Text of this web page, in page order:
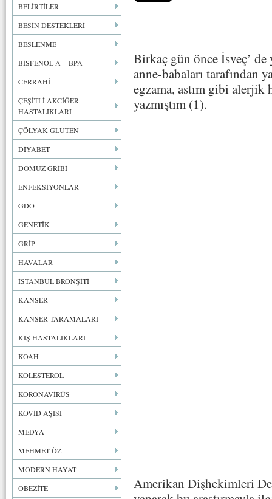
BELİRTİLER
BESİN DESTEKLERİ
BESLENME
BİSFENOL A = BPA
CERRAHİ
ÇEŞİTLİ AKCİĞER
HASTALIKLARI
ÇÖLYAK GLUTEN
DİYABET
DOMUZ GRİBİ
ENFEKSİYONLAR
GDO
GENETİK
GRİP
HAVALAR
İSTANBUL BRONŞİTİ
KANSER
KANSER TARAMALARI
KIŞ HASTALIKLARI
KOAH
KOLESTEROL
KORONAVİRÜS
KOVİD AŞISI
MEDYA
MEHMET ÖZ
MODERN HAYAT
OBEZİTE
Birkaç gün önce İsveç’ de
anne-babaları tarafından
egzama, astım gibi alerjik
yazmıştım (1).
Amerikan Dişhekimleri